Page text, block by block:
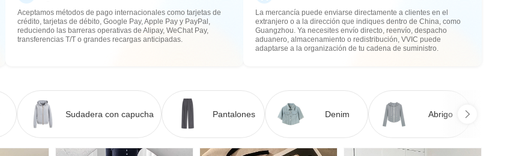
Aceptamos métodos de pago internacionales como tarjetas de
crédito, tarjetas de débito, Google Pay, Apple Pay y PayPal,
reduciendo las barreras operativas de Alipay, WeChat Pay,
transferencias T/T o grandes recargas anticipadas.
La mercancía puede enviarse directamente a clientes en el
extranjero o a la dirección que indiques dentro de China, como
Guangzhou. Ya necesites envío directo, reenvío, despacho
aduanero, almacenamiento o redistribución, VVIC puede
adaptarse a la organización de tu cadena de suministro.
Sudadera con capucha Pantalones Denim Abrigo